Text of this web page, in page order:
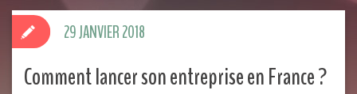
Comment lancer son entreprise en France ?
29 JANVIER 2018